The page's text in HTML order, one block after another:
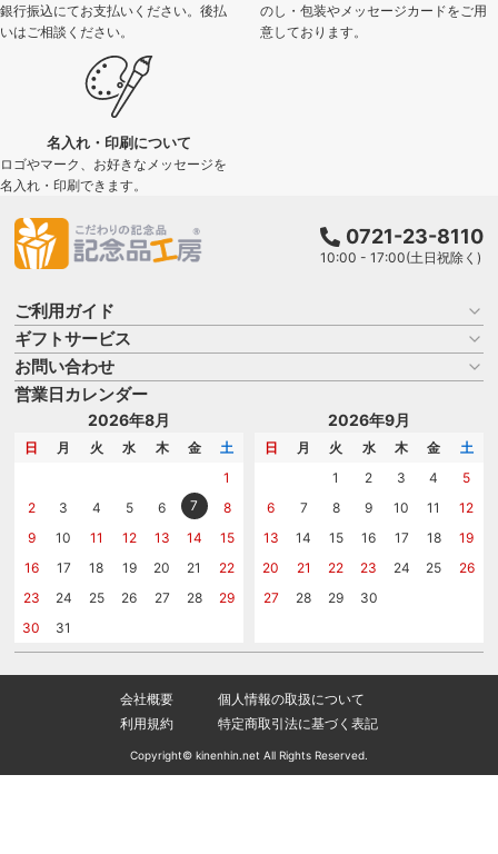
銀行振込にてお支払いください。後払
いはご相談ください。
のし・包装やメッセージカードをご用
意しております。
名入れ・印刷について
ロゴやマーク、お好きなメッセージを
名入れ・印刷できます。
0721-23-8110
10:00 - 17:00(土日祝除く)
ご利用ガイド
お買い物ガイド
よくある質問
はじめての記念品選び
記念品工房の使い方
ギフトサービス
名入れについて
のし
メッセージカード
お問い合わせ
商品選びを相談する
名入れについて相談する
カタログを請求する
営業日カレンダー
2026年8月
日 月 火 水 木 金
土
1
2
3 4 5 6 7
8
9
10 11 12 13 14
15
16
17 18 19 20 21
22
23
24 25 26 27 28
29
30
31
2026年9月
日 月 火 水 木 金
土
1
2 3 4
5
6
7 8 9 10 11
12
13
14 15 16 17 18
19
20
21 22 23 24 25
26
27
28 29 30
会社概要
個人情報の取扱について
利用規約
特定商取引法に基づく表記
Copyright© kinenhin.net All Rights Reserved.